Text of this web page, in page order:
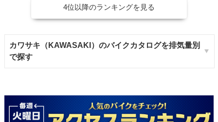
4位以降のランキングを見る
カワサキ（KAWASAKI）のバイクカタログを排気量別
で探す